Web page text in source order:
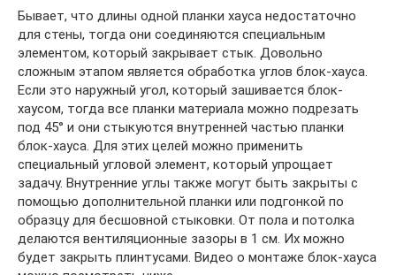
Бывает, что длины одной планки хауса недостаточно
для стены, тогда они соединяются специальным
элементом, который закрывает стык. Довольно
сложным этапом является обработка углов блок-хауса.
Если это наружный угол, который зашивается блок-
хаусом, тогда все планки материала можно подрезать
под 45° и они стыкуются внутренней частью планки
блок-хауса. Для этих целей можно применить
специальный угловой элемент, который упрощает
задачу. Внутренние углы также могут быть закрыты с
помощью дополнительной планки или подгонкой по
образцу для бесшовной стыковки. От пола и потолка
делаются вентиляционные зазоры в 1 см. Их можно
будет закрыть плинтусами. Видео о монтаже блок-хауса